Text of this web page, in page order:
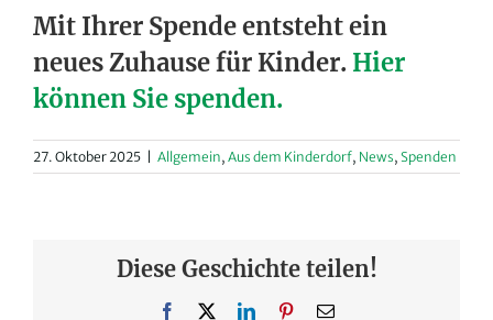
Mit Ihrer Spende entsteht ein
neues Zuhause für Kinder. Hier
können Sie spenden.
27. Oktober 2025 Allgemein, Aus dem Kinderdorf, News, Spenden
Diese Geschichte teilen!
Facebook LinkedInPinterest
E-